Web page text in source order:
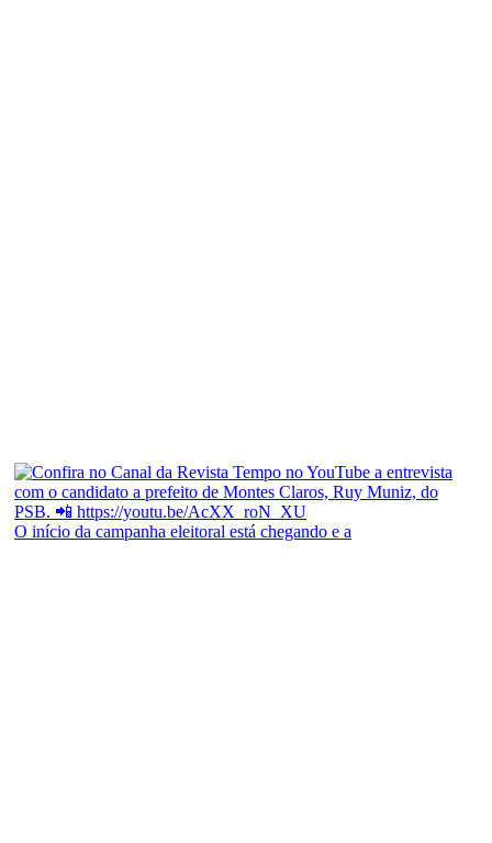
O início da campanha eleitoral está chegando e a